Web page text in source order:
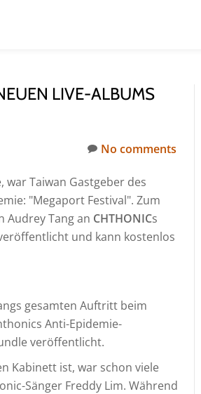
LIVE-ALBUMS
No comments
war Taiwan Gastgeber des
"Megaport Festival". Zum
Audrey Tang an CHTHONICs
und kann kostenlos
gesamten Auftritt beim
Anti-Epidemie-
veröffentlicht.
Kabinett ist, war schon viele
Sänger Freddy Lim. Während